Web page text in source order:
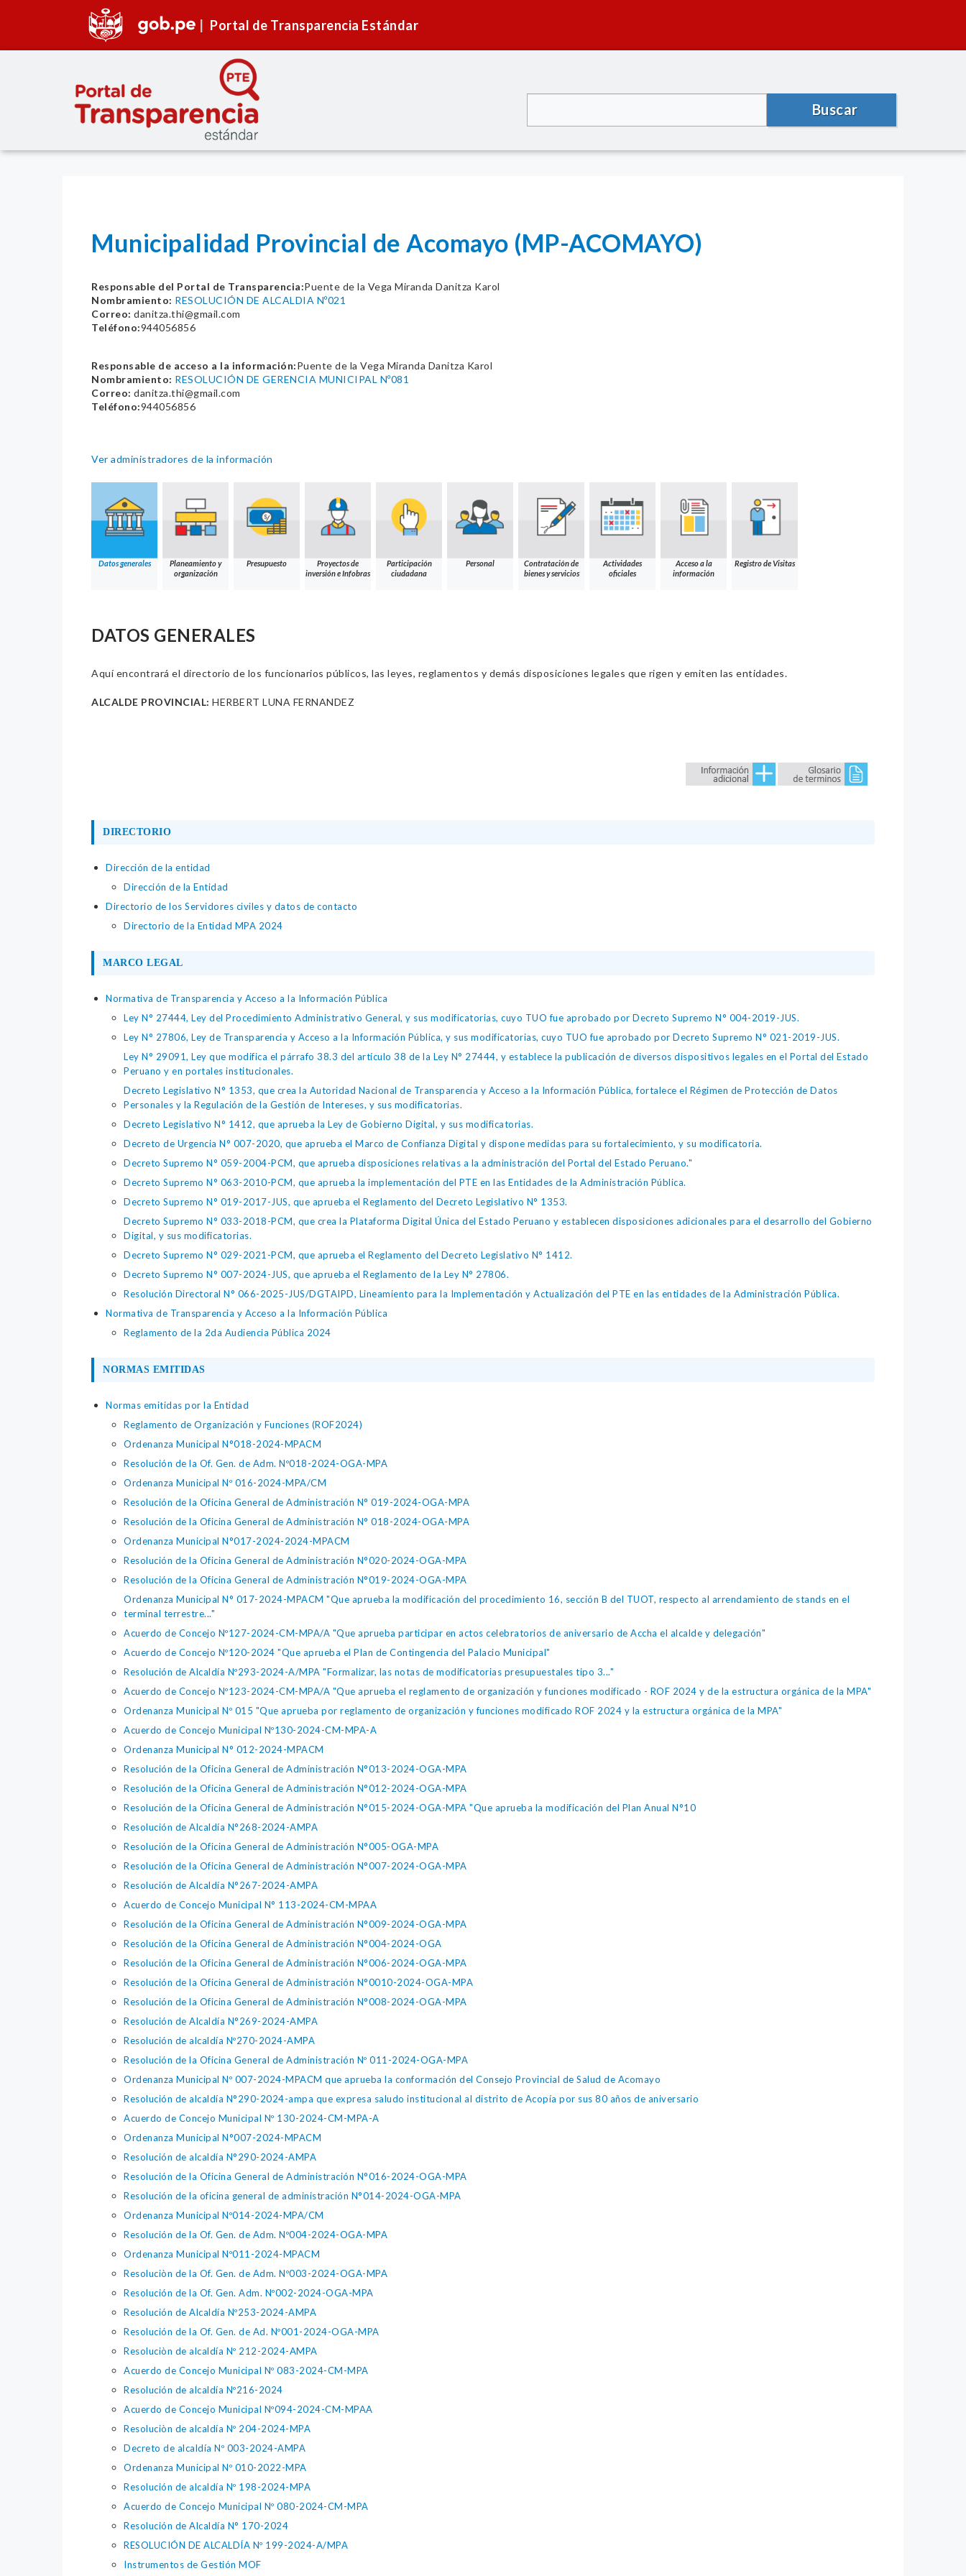
Portal de Transparencia Estándar
Buscar
Municipalidad Provincial de Acomayo (MP-ACOMAYO)
Responsable del Portal de Transparencia:Puente de la Vega Miranda Danitza Karol
Nombramiento: RESOLUCIÓN DE ALCALDIA Nº021
Correo: danitza.thi@gmail.com
Teléfono:944056856
Responsable de acceso a la información:Puente de la Vega Miranda Danitza Karol
Nombramiento: RESOLUCIÓN DE GERENCIA MUNICIPAL Nº081
Correo: danitza.thi@gmail.com
Teléfono:944056856
Ver administradores de la información
Datos generales
Planeamiento y
organización
Presupuesto
Proyectos de
inversión e Infobras
Participación
ciudadana
Personal
Contratación de
bienes y servicios
Actividades
oficiales
Acceso a la
información
Registro de Visitas
DATOS GENERALES
Aquí encontrará el directorio de los funcionarios públicos, las leyes, reglamentos y demás disposiciones legales que rigen y emiten las entidades.
ALCALDE PROVINCIAL: HERBERT LUNA FERNANDEZ
DIRECTORIO
Dirección de la entidad
Dirección de la Entidad
Directorio de los Servidores civiles y datos de contacto
Directorio de la Entidad MPA 2024
MARCO LEGAL
Normativa de Transparencia y Acceso a la Información Pública
Ley N° 27444, Ley del Procedimiento Administrativo General, y sus modificatorias, cuyo TUO fue aprobado por Decreto Supremo N° 004-2019-JUS.
Ley N° 27806, Ley de Transparencia y Acceso a la Información Pública, y sus modificatorias, cuyo TUO fue aprobado por Decreto Supremo N° 021-2019-JUS.
Ley N° 29091, Ley que modifica el párrafo 38.3 del artículo 38 de la Ley N° 27444, y establece la publicación de diversos dispositivos legales en el Portal del Estado
Peruano y en portales institucionales.
Decreto Legislativo N° 1353, que crea la Autoridad Nacional de Transparencia y Acceso a la Información Pública, fortalece el Régimen de Protección de Datos
Personales y la Regulación de la Gestión de Intereses, y sus modificatorias.
Decreto Legislativo N° 1412, que aprueba la Ley de Gobierno Digital, y sus modificatorias.
Decreto de Urgencia N° 007-2020, que aprueba el Marco de Confianza Digital y dispone medidas para su fortalecimiento, y su modificatoria.
Decreto Supremo N° 059-2004-PCM, que aprueba disposiciones relativas a la administración del Portal del Estado Peruano."
Decreto Supremo N° 063-2010-PCM, que aprueba la implementación del PTE en las Entidades de la Administración Pública.
Decreto Supremo N° 019-2017-JUS, que aprueba el Reglamento del Decreto Legislativo N° 1353.
Decreto Supremo N° 033-2018-PCM, que crea la Plataforma Digital Única del Estado Peruano y establecen disposiciones adicionales para el desarrollo del Gobierno
Digital, y sus modificatorias.
Decreto Supremo N° 029-2021-PCM, que aprueba el Reglamento del Decreto Legislativo N° 1412.
Decreto Supremo N° 007-2024-JUS, que aprueba el Reglamento de la Ley N° 27806.
Resolución Directoral N° 066-2025-JUS/DGTAIPD, Lineamiento para la Implementación y Actualización del PTE en las entidades de la Administración Pública.
Normativa de Transparencia y Acceso a la Información Pública
Reglamento de la 2da Audiencia Pública 2024
NORMAS EMITIDAS
Normas emitidas por la Entidad
Reglamento de Organización y Funciones (ROF2024)
Ordenanza Municipal N°018-2024-MPACM
Resolución de la Of. Gen. de Adm. Nº018-2024-OGA-MPA
Ordenanza Municipal Nº 016-2024-MPA/CM
Resolución de la Oficina General de Administración N° 019-2024-OGA-MPA
Resolución de la Oficina General de Administración N° 018-2024-OGA-MPA
Ordenanza Municipal N°017-2024-2024-MPACM
Resolución de la Oficina General de Administración N°020-2024-OGA-MPA
Resolución de la Oficina General de Administración N°019-2024-OGA-MPA
Ordenanza Municipal N° 017-2024-MPACM "Que aprueba la modificación del procedimiento 16, sección B del TUOT, respecto al arrendamiento de stands en el
terminal terrestre..."
Acuerdo de Concejo Nº127-2024-CM-MPA/A "Que aprueba participar en actos celebratorios de aniversario de Accha el alcalde y delegación"
Acuerdo de Concejo Nº120-2024 "Que aprueba el Plan de Contingencia del Palacio Municipal"
Resolución de Alcaldía Nº293-2024-A/MPA "Formalizar, las notas de modificatorias presupuestales tipo 3..."
Acuerdo de Concejo Nº123-2024-CM-MPA/A "Que aprueba el reglamento de organización y funciones modificado - ROF 2024 y de la estructura orgánica de la MPA"
Ordenanza Municipal Nº 015 "Que aprueba por reglamento de organización y funciones modificado ROF 2024 y la estructura orgánica de la MPA"
Acuerdo de Concejo Municipal Nº130-2024-CM-MPA-A
Ordenanza Municipal N° 012-2024-MPACM
Resolución de la Oficina General de Administración N°013-2024-OGA-MPA
Resolución de la Oficina General de Administración N°012-2024-OGA-MPA
Resolución de la Oficina General de Administración N°015-2024-OGA-MPA "Que aprueba la modificación del Plan Anual N°10
Resolución de Alcaldía N°268-2024-AMPA
Resolución de la Oficina General de Administración N°005-OGA-MPA
Resolución de la Oficina General de Administración N°007-2024-OGA-MPA
Resolución de Alcaldía N°267-2024-AMPA
Acuerdo de Concejo Municipal N° 113-2024-CM-MPAA
Resolución de la Oficina General de Administración N°009-2024-OGA-MPA
Resolución de la Oficina General de Administración N°004-2024-OGA
Resolución de la Oficina General de Administración N°006-2024-OGA-MPA
Resolución de la Oficina General de Administración N°0010-2024-OGA-MPA
Resolución de la Oficina General de Administración N°008-2024-OGA-MPA
Resolución de Alcaldía N°269-2024-AMPA
Resolución de alcaldía Nº270-2024-AMPA
Resolución de la Oficina General de Administración Nº 011-2024-OGA-MPA
Ordenanza Municipal Nº 007-2024-MPACM que aprueba la conformación del Consejo Provincial de Salud de Acomayo
Resolución de alcaldía N°290-2024-ampa que expresa saludo institucional al distrito de Acopía por sus 80 años de aniversario
Acuerdo de Concejo Municipal Nº 130-2024-CM-MPA-A
Ordenanza Municipal N°007-2024-MPACM
Resolución de alcaldía N°290-2024-AMPA
Resolución de la Oficina General de Administración N°016-2024-OGA-MPA
Resolución de la oficina general de administración N°014-2024-OGA-MPA
Ordenanza Municipal Nº014-2024-MPA/CM
Resolución de la Of. Gen. de Adm. Nº004-2024-OGA-MPA
Ordenanza Municipal Nº011-2024-MPACM
Resoluciòn de la Of. Gen. de Adm. Nº003-2024-OGA-MPA
Resolución de la Of. Gen. Adm. Nº002-2024-OGA-MPA
Resolución de Alcaldía Nº253-2024-AMPA
Resolución de la Of. Gen. de Ad. Nº001-2024-OGA-MPA
Resoluciòn de alcaldía Nº 212-2024-AMPA
Acuerdo de Concejo Municipal Nº 083-2024-CM-MPA
Resolución de alcaldía Nº216-2024
Acuerdo de Concejo Municipal Nº094-2024-CM-MPAA
Resoluciòn de alcaldía Nº 204-2024-MPA
Decreto de alcaldía Nº 003-2024-AMPA
Ordenanza Municipal Nº 010-2022-MPA
Resolución de alcaldía Nº 198-2024-MPA
Acuerdo de Concejo Municipal Nº 080-2024-CM-MPA
Resolución de Alcaldía N° 170-2024
RESOLUCIÓN DE ALCALDÍA Nº 199-2024-A/MPA
Instrumentos de Gestión MOF